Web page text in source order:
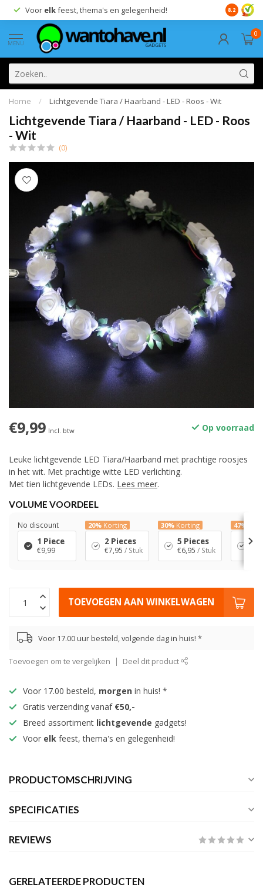
Voor elkfeest, thema's en gelegenheid! 8.2
MENU
0
Home / Lichtgevende Tiara / Haarband - LED - Roos - Wit
Lichtgevende Tiara / Haarband - LED - Roos
- Wit
(0)
€9,99 Incl. btw Op voorraad
Leuke lichtgevende LED Tiara/Haarband met prachtige roosjes
in het wit. Met prachtige witte LED verlichting.
Met tien lichtgevende LEDs. Lees meer.
VOLUME VOORDEEL
No discount
1 Piece
€9,99
20% Korting
2 Pieces
€7,95 / Stuk
30% Korting
5 Pieces
€6,95 / Stuk
47%
10
TOEVOEGEN AAN WINKELWAGEN
Voor 17.00 uur besteld, volgende dag in huis! *
Toevoegen om te vergelijken Deel dit product
Voor 17.00 besteld, morgen in huis! *
Gratis verzending vanaf €50,-
Breed assortiment lichtgevende gadgets!
Voor elk feest, thema's en gelegenheid!
PRODUCTOMSCHRIJVING
SPECIFICATIES
REVIEWS
GERELATEERDE PRODUCTEN